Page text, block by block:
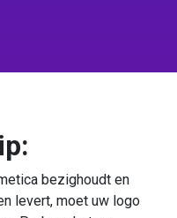
bezighoudt en
levert, moet uw logo